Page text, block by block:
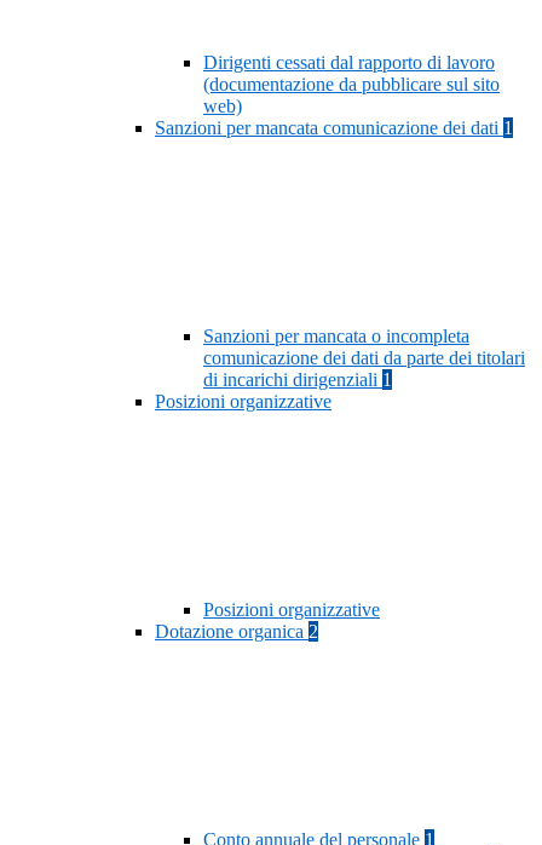
Dirigenti cessati dal rapporto di lavoro
(documentazione da pubblicare sul sito
web)
Sanzioni per mancata comunicazione dei dati 1
Sanzioni per mancata o incompleta
comunicazione dei dati da parte dei titolari
di incarichi dirigenziali 1
Posizioni organizzative
Posizioni organizzative
Dotazione organica 2
Conto annuale del personale 1